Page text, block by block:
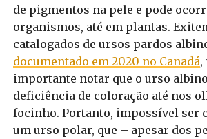
de pigmentos na pele e pode
organismos, até em plantas.
catalogados de ursos pardos
documentado em 2020 no Canadá,
importante notar que o urso
deficiência de coloração até nos
focinho. Portanto, impossível ser
um urso polar, que – apesar dos